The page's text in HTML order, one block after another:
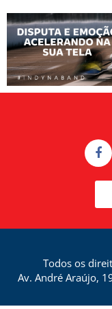
Todos os
Av. André Araújo,